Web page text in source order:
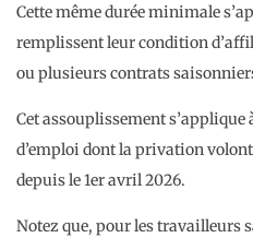
Cette même durée minimale
remplissent leur condition
ou plusieurs contrats
Cet assouplissement s’applique
d’emploi dont la privation
depuis le 1er avril 2026.
Notez que, pour les travailleurs